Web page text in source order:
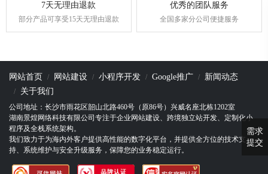
7天无理由退款
部分产品可享受15天无理由退款
优秀的团队服务
全国多家分公司便捷服务
网站首页 网站建设 小程序开发 Google推广
新闻动态
关于我们
公司地址：长沙市雨花区韶山北路460号（原86号）兴威名座北栋1202室
湖南景煌网络科技有限公司专注于企业网站建设、跨境独立站开发、定制化小
程序及全栈系统架构。
我们致力于为海内外客户提供高性能的数字化平台，并提供全方位的技术支
持、系统维护与安全升级服务，保障您的业务稳定运行。
需求
提交